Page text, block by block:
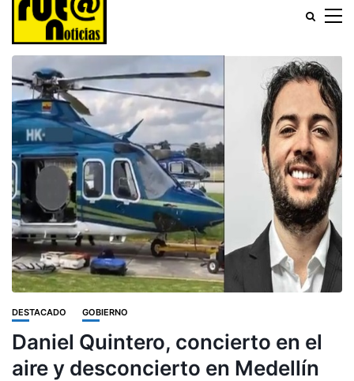
DESTACADO GOBIERNO
Daniel Quintero, concierto en el
aire y desconcierto en Medellín